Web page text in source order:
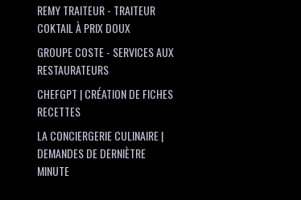
REMY TRAITEUR - TRAITEUR
COKTAIL À PRIX DOUX
GROUPE COSTE - SERVICES AUX
RESTAURATEURS
CHEFGPT | CRÉATION DE FICHES
RECETTES
LA CONCIERGERIE CULINAIRE |
DEMANDES DE DERNIÈTRE
MINUTE